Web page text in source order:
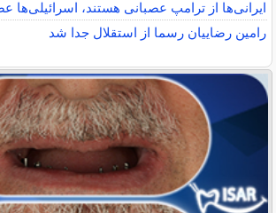
ایرانی‌ها از ترامپ عصبانی هستند، اسرائیلی‌ها
رامین رضاییان رسما از استقلال جدا شد